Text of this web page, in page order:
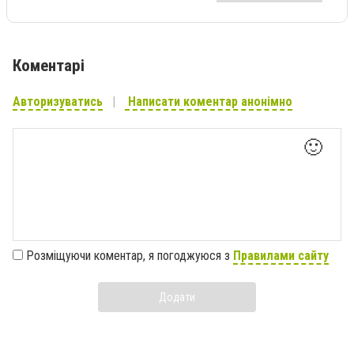
Коментарі
Авторизуватись Написати коментар анонімно
🙂
Розміщуючи коментар, я погоджуюся з Правилами сайту
Додати